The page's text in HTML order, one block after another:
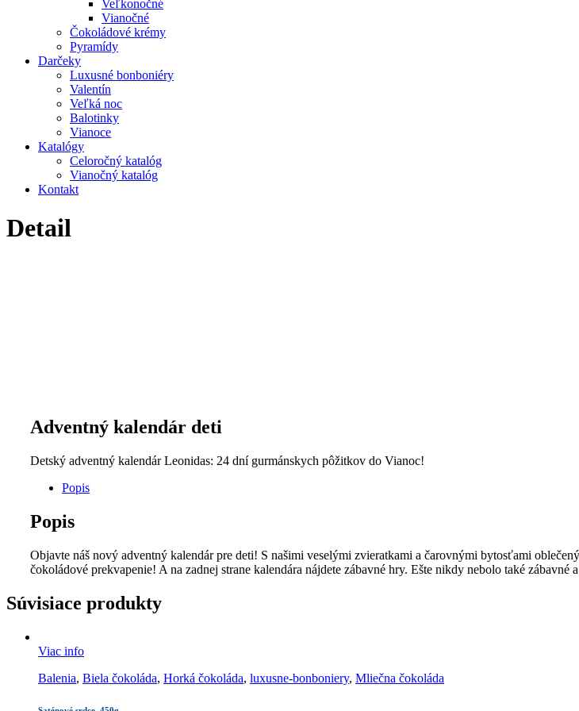
Veľkonočné
Vianočné
Čokoládové krémy
Pyramídy
Darčeky
Luxusné bonboniéry
Valentín
Veľká noc
Balotinky
Vianoce
Katalógy
Celoročný katalóg
Vianočný katalóg
Kontakt
Detail
Adventný kalendár deti
Detský adventný kalendár Leonidas: 24 dní gurmánskych pôžitkov do Vianoc!
Popis
Popis
Objavte náš nový adventný kalendár pre deti! S našimi veselými zvieratkami a čarovnými bytosťami
čokoládové prekvapenie! A na zadnej strane kalendára nájdete zábavné hry. Ešte nikdy nebolo také
Súvisiace produkty
Viac info
Balenia, Biela čokoláda, Horká čokoláda, luxusne-bonboniery, Mliečna čokoláda